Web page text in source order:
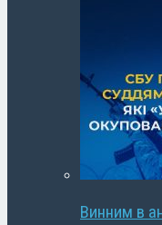
Винним в